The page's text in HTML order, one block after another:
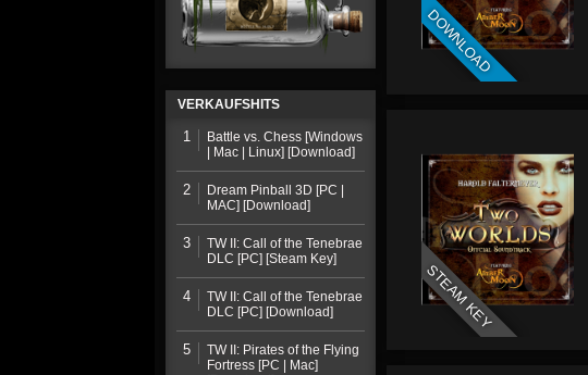
VERKAUFSHITS
1
Battle vs. Chess [Windows
| Mac | Linux] [Download]
2
Dream Pinball 3D [PC |
MAC] [Download]
3
TW II: Call of the Tenebrae
DLC [PC] [Steam Key]
4
TW II: Call of the Tenebrae
DLC [PC] [Download]
5
TW II: Pirates of the Flying
Fortress [PC | Mac]
DOWNLOAD
STEAM KEY